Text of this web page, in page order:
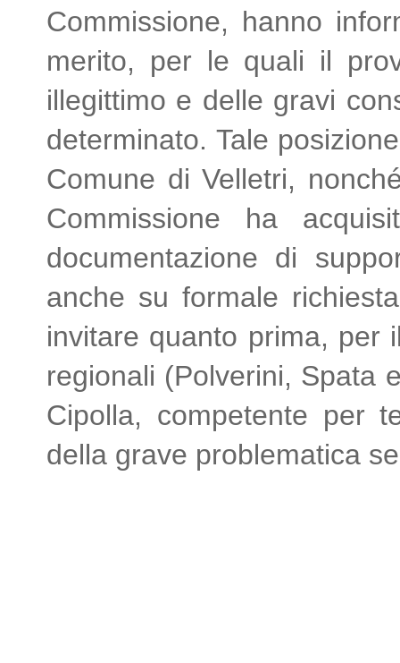
Commissione, hanno
merito, per le quali il
illegittimo e delle gravi
determinato. Tale
Comune di Velletri,
Commissione ha
documentazione di
anche su formale
invitare quanto prima, per
regionali (Polverini, Spata
Cipolla, competente per
della grave problematica